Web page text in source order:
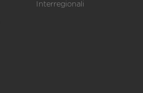
Interregionali